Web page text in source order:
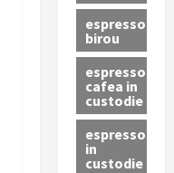
espressor
birou
espressor
cafea in
custodie
espressor
in
custodie